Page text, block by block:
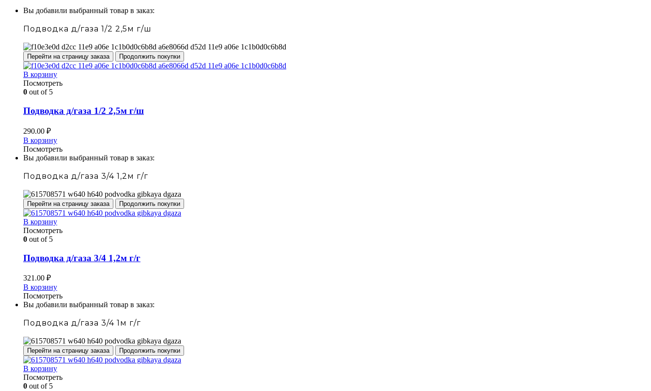
Вы добавили выбранный товар в заказ:
Подводка д/газа 1/2 2,5м г/ш
Перейти на страницу заказа Продолжить покупки
В корзину
Посмотреть
0 out of 5
Подводка д/газа 1/2 2,5м г/ш
290.00 ₽
В корзину
Посмотреть
Вы добавили выбранный товар в заказ:
Подводка д/газа 3/4 1,2м г/г
Перейти на страницу заказа Продолжить покупки
В корзину
Посмотреть
0 out of 5
Подводка д/газа 3/4 1,2м г/г
321.00 ₽
В корзину
Посмотреть
Вы добавили выбранный товар в заказ:
Подводка д/газа 3/4 1м г/г
Перейти на страницу заказа Продолжить покупки
В корзину
Посмотреть
0 out of 5